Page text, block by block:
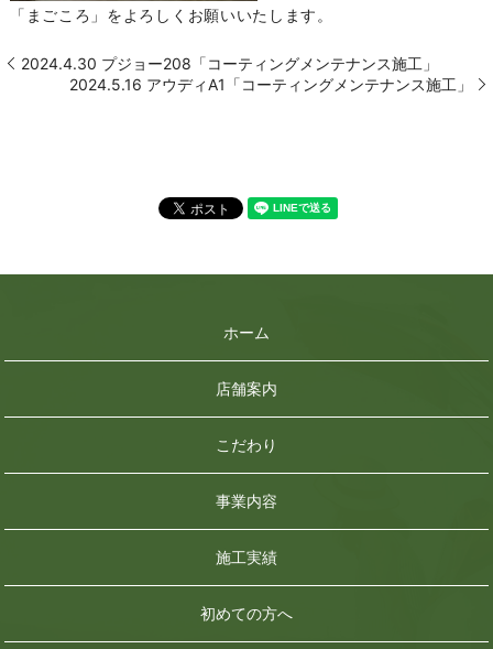
「まごころ」をよろしくお願いいたします。
2024.4.30 プジョー208「コーティングメンテナンス施工」
2024.5.16 アウディA1「コーティングメンテナンス施工」
ホーム
店舗案内
こだわり
事業内容
施工実績
初めての方へ